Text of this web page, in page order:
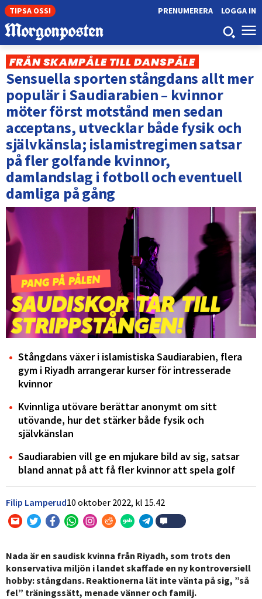
TIPSA OSS! LOGGA IN
PRENUMERERA
FRÅN SKAMPÅLE TILL DANSPÅLE
Sensuella sporten stångdans allt mer
populär i Saudiarabien – kvinnor
möter först motstånd men sedan
acceptans, utvecklar både fysik och
självkänsla; islamistregimen satsar
på fler golfande kvinnor,
damlandslag i fotboll och eventuell
damliga på gång
Stångdans växer i islamistiska Saudiarabien, flera
gym i Riyadh arrangerar kurser för intresserade
kvinnor
Kvinnliga utövare berättar anonymt om sitt
utövande, hur det stärker både fysik och
självkänslan
Saudiarabien vill ge en mjukare bild av sig, satsar
bland annat på att få fler kvinnor att spela golf
Filip Lamperud10 oktober 2022, kl 15.42
Nada är en saudisk kvinna från Riyadh, som trots den
konservativa miljön i landet skaffade en ny kontroversiell
hobby: stångdans. Reaktionerna lät inte vänta på sig, ”så
fel” träningssätt, menade vänner och familj.